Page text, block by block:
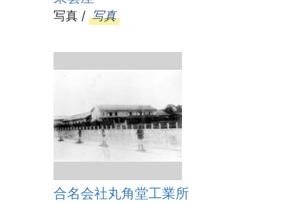
写真 / 写真
合名会社丸角堂工業所